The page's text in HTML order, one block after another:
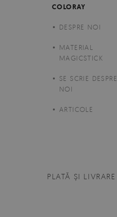
COLORAY
DESPRE NOI
MATERIAL
MAGICSTICK
SE SCRIE DESPRE
NOI
ARTICOLE
PLATĂ ȘI LIVRARE